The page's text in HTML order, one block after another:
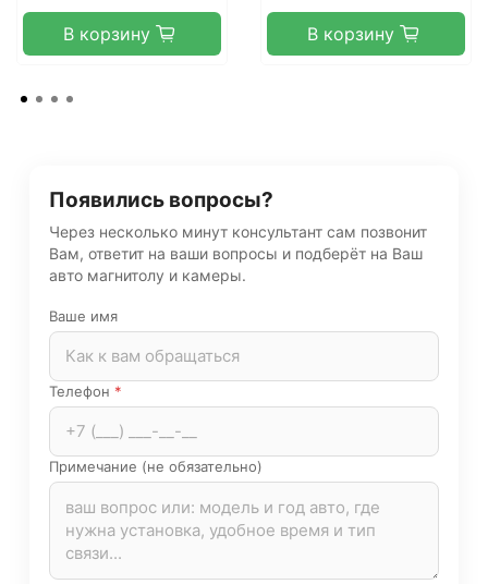
В корзину В корзину
Появились вопросы?
Через несколько минут консультант сам позвонит
Вам, ответит на ваши вопросы и подберёт на Ваш
авто магнитолу и камеры.
Ваше имя
Телефон *
Примечание (не обязательно)